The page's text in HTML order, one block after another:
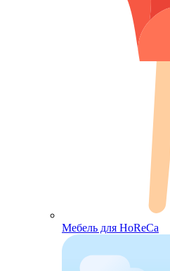
Мебель для HoReCa